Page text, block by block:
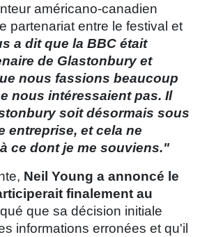
américano-canadien
partenariat entre le festival et
a dit que la BBC était
de Glastonbury et
nous fassions beaucoup
nous intéressaient pas. Il
soit désormais sous
entreprise, et cela ne
ce dont je me souviens."
Neil Young a annoncé le
finalement au
que sa décision initiale
informations erronées et qu'il